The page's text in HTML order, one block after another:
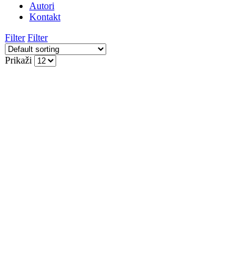
Autori
Kontakt
Filter Filter
Prikaži